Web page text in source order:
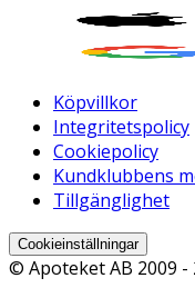
Köpvillkor
Integritetspolicy
Cookiepolicy
Kundklubbens
Tillgänglighet
Cookieinställningar
© Apoteket AB 2009 -